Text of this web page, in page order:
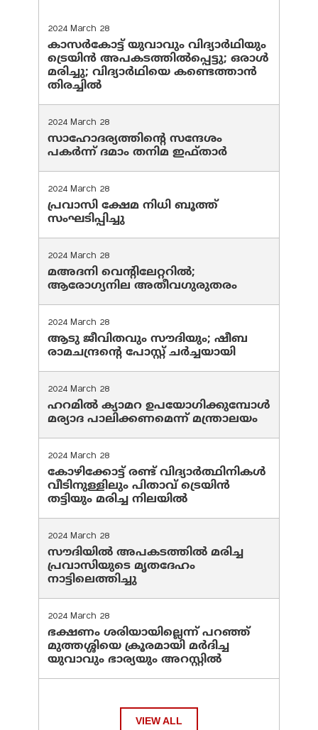
2024 March 28
കാസർകോട്ട് യുവാവും വിദ്യാർഥിയും
ട്രെയിൻ അപകടത്തിൽപ്പെട്ടു; ഒരാൾ
മരിച്ചു; വിദ്യാർഥിയെ കണ്ടെത്താൻ
തിരച്ചിൽ
2024 March 28
സാഹോദര്യത്തിന്റെ സന്ദേശം
പകർന്ന് ദമാം തനിമ ഇഫ്‌താർ
2024 March 28
പ്രവാസി ക്ഷേമ നിധി ബൂത്ത്
സംഘടിപ്പിച്ചു
2024 March 28
മഅദനി വെന്റിലേറ്ററിൽ;
ആരോഗ്യനില അതീവഗുരുതരം
2024 March 28
ആടു ജീവിതവും സൗദിയും; ഷീബ
രാമചന്ദ്രന്റെ പോസ്റ്റ് ചര്‍ച്ചയായി
2024 March 28
ഹറമില്‍ ക്യാമറ ഉപയോഗിക്കുമ്പോള്‍
മര്യാദ പാലിക്കണമെന്ന് മന്ത്രാലയം
2024 March 28
കോഴിക്കോട്ട് രണ്ട് വിദ്യാർത്ഥിനികൾ
വീടിനുള്ളിലും പിതാവ് ട്രെയിൻ
തട്ടിയും മരിച്ച നിലയിൽ
2024 March 28
സൗദിയില്‍ അപകടത്തില്‍ മരിച്ച
പ്രവാസിയുടെ മൃതദേഹം
നാട്ടിലെത്തിച്ചു
2024 March 28
ഭക്ഷണം ശരിയായില്ലെന്ന് പറഞ്ഞ്
മുത്തശ്ശിയെ ക്രൂരമായി മര്‍ദിച്ച
യുവാവും ഭാര്യയും അറസ്റ്റില്‍
VIEW ALL